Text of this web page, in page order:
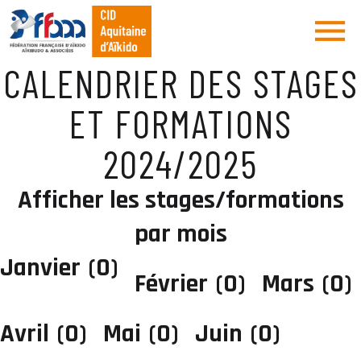
CALENDRIER DES STAGES
ET FORMATIONS
2024/2025
Afficher les stages/formations
par mois
Janvier (0) Février (0) Mars (0)
Avril (0) Mai (0) Juin (0)